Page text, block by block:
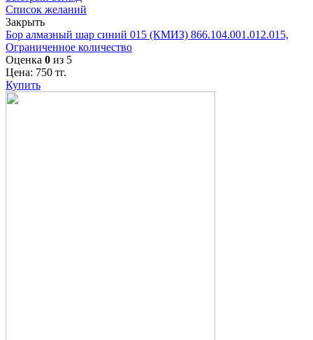
Список желаний
Закрыть
Бор алмазный шар синий 015 (КМИЗ) 866.104.001.012.015,
Ограниченное количество
Оценка 0 из 5
Цена: 750 тг.
Купить